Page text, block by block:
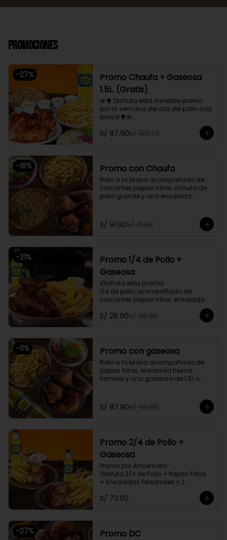
Promociones
-27%
Promo Chaufa + Gaseosa
1.5L. (Gratis)
🚨🐥 Disfruta esta increíble promo
por la semana del día del pollo a la
brasa!🐥🚨
Pollo a la brasa, acompañado de
papas fritas, ensalada familiar y un
Promoción exclusiva para llevar o
delivery
S/ 97.90S/ 133.70
-18% Promo con Chaufa
Pollo a la brasa acompañado de
crocantes papas fritas, chaufa de
pollo grande y una ensalada
Promoción exclusiva para llevar o
delivery
S/ 91.90S/ 111.80
-21%
Promo 1/4 de Pollo +
Gaseosa
¡Disfruta esta promo!
1/4 de pollo acompañado de
crocantes papas fritas, ensalada
personal y gratis una gaseosa de
500ml.
S/ 28.90S/ 36.80
-11% Promo con gaseosa
Pollo a la brasa acompañado de
papas fritas, ensalada fresca
familiar y una gaseosa de 1.5l a
Promoción exclusiva para llevar o
delivery
S/ 87.90S/ 98.80
Promo 2/4 de Pollo +
Gaseosa
Promo por Aniversario
Disfruta 2/4 de Pollo + Papas Fritas
+ Ensaladas Personales y 2
S/ 73.60
-27% Promo DC